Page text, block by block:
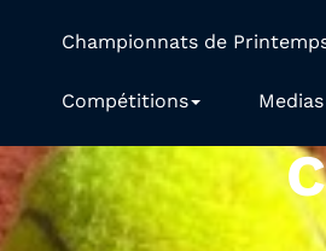
Championnats de
Compétitions Medias